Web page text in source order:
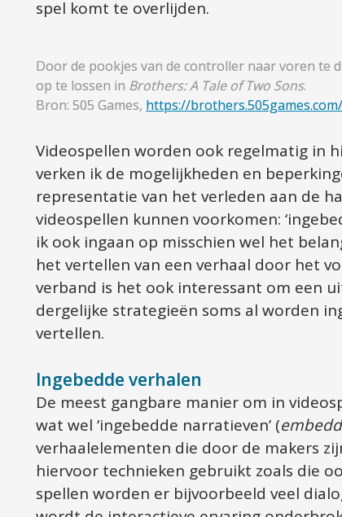
spel komt te overlijden.
Door de pookjes van de controller naar voren te
op te lossen in Brothers: A Tale of Two Sons.
Bron: 505 Games, https://brothers.505games.com/
Videospellen worden ook regelmatig in
verken ik de mogelijkheden en
representatie van het verleden aan de
videospellen kunnen voorkomen:
ik ook ingaan op misschien wel het
het vertellen van een verhaal door het
verband is het ook interessant om een
dergelijke strategieën soms al worden
vertellen.
Ingebedde verhalen
De meest gangbare manier om in
wat wel ‘ingebedde narratieven’ (
verhaalelementen die door de makers
hiervoor technieken gebruikt zoals die
spellen worden er bijvoorbeeld veel